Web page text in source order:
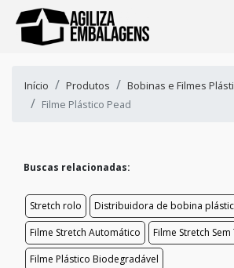
Início Produtos
Bobinas e Filmes
Filme Plástico Pead
Buscas relacionadas:
Stretch rolo
Distribuidora de bobina
Filme Stretch Automático
Filme Stretch
Filme Plástico Biodegradável